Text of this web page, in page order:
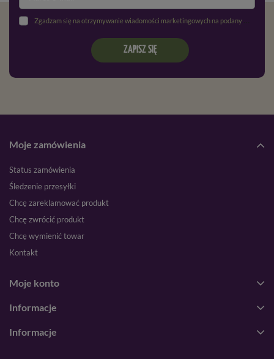
Zgadzam się na otrzymywanie wiadomości marketingowych na podany adres e-mail oraz przetwarzanie danych osobowych zgodnie z
ZAPISZ SIĘ
Moje zamówienia
Status zamówienia
Śledzenie przesyłki
Chcę zareklamować produkt
Chcę zwrócić produkt
Chcę wymienić towar
Kontakt
Moje konto
Informacje
Informacje